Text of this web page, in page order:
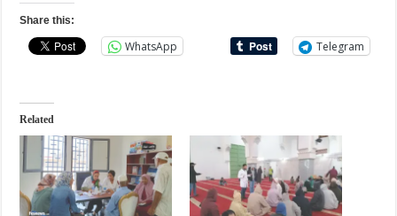
Share this:
WhatsApp Telegram
Related